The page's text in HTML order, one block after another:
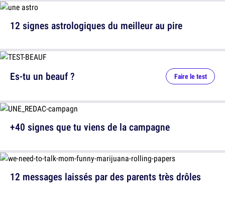
12 signes astrologiques du meilleur au pire
12 messages laissés par des parents très drôles
Es-tu un beauf ? Faire le test
+40 signes que tu viens de la campagne